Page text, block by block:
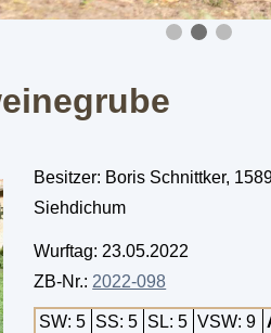
Besitzer: Boris Schnittker,
Siehdichum
Wurftag: 23.05.2022
ZB-Nr.: 2022-098
SW: 5 SS: 5 SL: 5 VSW: 9